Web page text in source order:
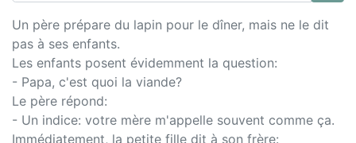
Un père prépare du lapin pour le dîner, mais ne le dit
pas à ses enfants.
Les enfants posent évidemment la question:
- Papa, c'est quoi la viande?
Le père répond:
- Un indice: votre mère m'appelle souvent comme ça.
Immédiatement, la petite fille dit à son frère: